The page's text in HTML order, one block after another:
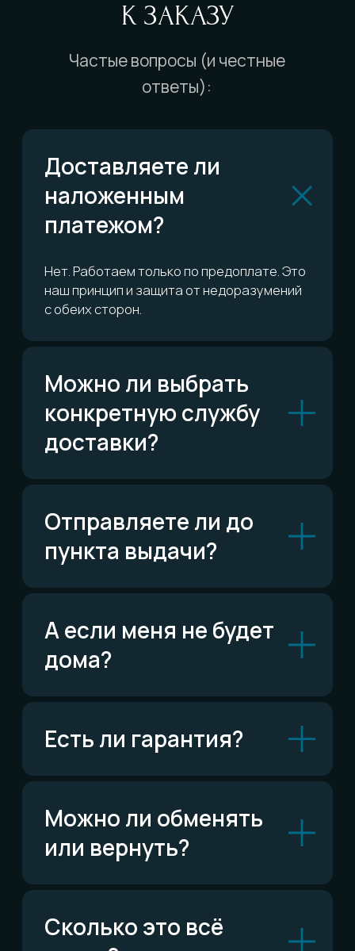
пункта выдачи?
Есть ли гарантия?
или вернуть?
Сколько это всё
ОСТАЛИСЬ ВОПРОСЫ?
ответ уже есть
Читать FAQ